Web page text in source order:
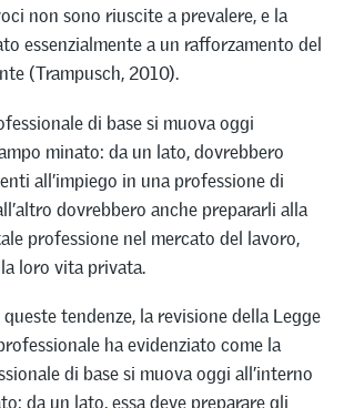
non sono riuscite a prevalere, e la
essenzialmente a un rafforzamento del
(Trampusch, 2010).
di base si muova oggi
minato: da un lato, dovrebbero
all’impiego in una professione di
dovrebbero anche prepararli alla
professione nel mercato del lavoro,
loro vita privata.
tendenze, la revisione della Legge
ha evidenziato come la
di base si muova oggi all’interno
da un lato, essa deve preparare gli